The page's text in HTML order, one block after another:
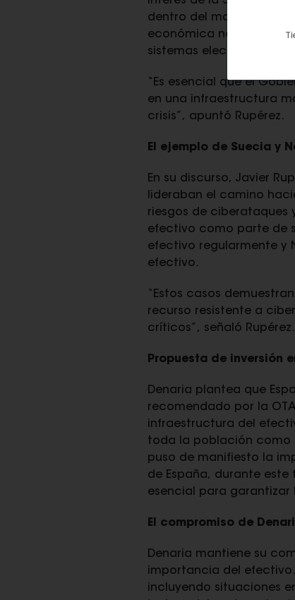
dentro del marco de
económica nacional,
sistemas electrónicos
“Es esencial que el
en una infraestructura
crisis” , apuntó Rupérez.
El ejemplo de Suecia y
En su discurso, Javier
lideraban el camino
riesgos de ciberataques
efectivo como parte de
efectivo regularmente y
efectivo.
“Estos casos
recurso resistente a
críticos” , señaló Rupérez.
Propuesta de inversión
Denaria plantea que
recomendado por la
infraestructura del
toda la población como
puso de manifiesto la
de España, durante
esencial para
El compromiso de
Denaria mantiene su
importancia del
incluyendo situaciones